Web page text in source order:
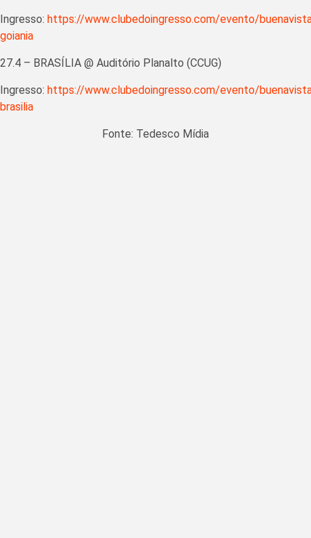
Ingresso: https://www.clubedoingresso.com/evento/
goiania
27.4 – BRASÍLIA @ Auditório Planalto (CCUG)
Ingresso: https://www.clubedoingresso.com/evento/
brasilia
Fonte: Tedesco Mídia